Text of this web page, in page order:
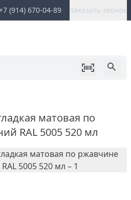
(914) 670-04-89 Заказать звонок
матовая по
RAL 5005 520 мл